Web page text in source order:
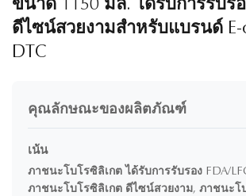
ขนาด 1150 มล. ได้รับการรับรอ
ดีไซน์สวยงามสำหรับแบรนด์ E-
DTC
คุณลักษณะของผลิตภัณฑ์
เน้น
ภาชนะโบโรซิลิเกต ได้รับการรับรอง FDA/
ภาชนะโบโรซิลิเกต ดีไซน์สวยงาม, ภาชนะโ